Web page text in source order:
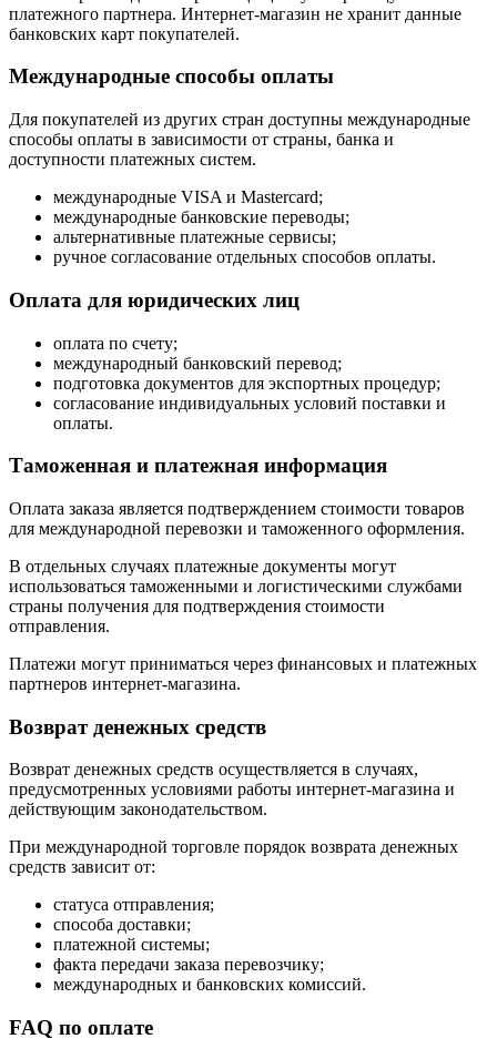
платежного партнера. Интернет-магазин не хранит данные
банковских карт покупателей.
Международные способы оплаты
Для покупателей из других стран доступны международные
способы оплаты в зависимости от страны, банка и
доступности платежных систем.
международные VISA и Mastercard;
международные банковские переводы;
альтернативные платежные сервисы;
ручное согласование отдельных способов оплаты.
Оплата для юридических лиц
оплата по счету;
международный банковский перевод;
подготовка документов для экспортных процедур;
согласование индивидуальных условий поставки и
оплаты.
Таможенная и платежная информация
Оплата заказа является подтверждением стоимости товаров
для международной перевозки и таможенного оформления.
В отдельных случаях платежные документы могут
использоваться таможенными и логистическими службами
страны получения для подтверждения стоимости
отправления.
Платежи могут приниматься через финансовых и платежных
партнеров интернет-магазина.
Возврат денежных средств
Возврат денежных средств осуществляется в случаях,
предусмотренных условиями работы интернет-магазина и
действующим законодательством.
При международной торговле порядок возврата денежных
средств зависит от:
статуса отправления;
способа доставки;
платежной системы;
факта передачи заказа перевозчику;
международных и банковских комиссий.
FAQ по оплате